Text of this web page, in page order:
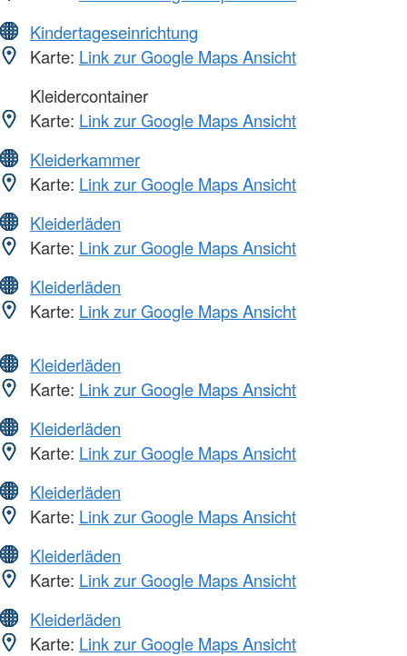
Kindertageseinrichtung
Karte: Link zur Google Maps Ansicht
Kleidercontainer
Karte: Link zur Google Maps Ansicht
Kleiderkammer
Karte: Link zur Google Maps Ansicht
Kleiderläden
Karte: Link zur Google Maps Ansicht
Kleiderläden
Karte: Link zur Google Maps Ansicht
Kleiderläden
Karte: Link zur Google Maps Ansicht
Kleiderläden
Karte: Link zur Google Maps Ansicht
Kleiderläden
Karte: Link zur Google Maps Ansicht
Kleiderläden
Karte: Link zur Google Maps Ansicht
Kleiderläden
Karte: Link zur Google Maps Ansicht